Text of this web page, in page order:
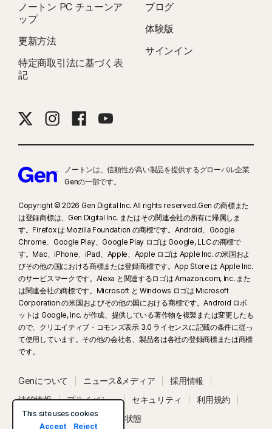
ノートン PC チューンア
ップ
更新方法
特定商取引法に基づく表
記
ブログ
体験版
サインイン
ノートンは、信頼性が高い製品を提供するグローバル企業
Genの一部です。
Copyright © 2026 Gen Digital Inc. All rights reserved.Gen の商標また
は登録商標は、Gen Digital Inc. またはその関連会社の所有に帰属しま
す。Firefox は Mozilla Foundation の商標です。Android、Google
Chrome、Google Play、Google Play ロゴは Google, LLC の商標で
す。Mac、iPhone、iPad、Apple、Apple ロゴは Apple Inc. の米国およ
びその他の国における商標または登録商標です。App Store は Apple Inc.
のサービスマークです。Alexa と関連するロゴは Amazon.com, Inc. また
は関連会社の商標です。Microsoft と Windows ロゴは Microsoft
Corporation の米国およびその他の国における商標です。Android ロボ
ットは Google, Inc. が作成、提供している著作物を複製または変更したも
ので、クリエイティブ・コモンズ表示 3.0 ライセンスに記載の条件に従っ
て使用しています。その他の会社名、製品名は各社の登録商標または商標
です。
Genについて ニュース&メディア
採用情報
法的情報
プライバシー セキュリティ
利用規約
ユーザー補助
システムの状態
This site uses cookies
Accept
Reject